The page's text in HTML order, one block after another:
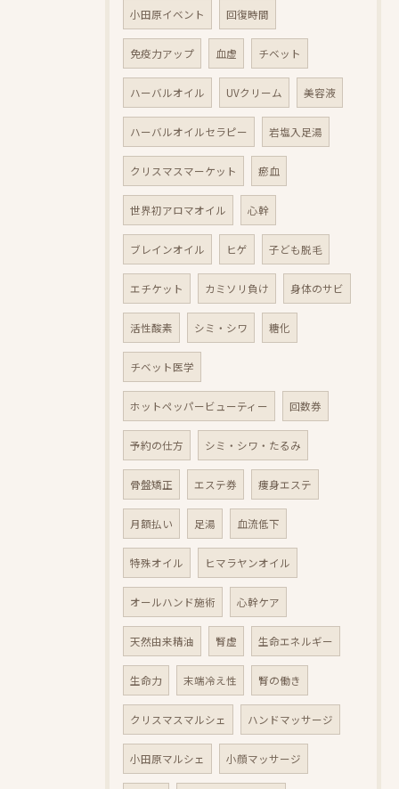
小田原イベント 回復時間
免疫力アップ 血虚 チベット
ハーバルオイル UVクリーム 美容液
ハーバルオイルセラピー 岩塩入足湯
クリスマスマーケット 瘀血
世界初アロマオイル 心幹
ブレインオイル ヒゲ 子ども脱毛
エチケット カミソリ負け 身体のサビ
活性酸素 シミ・シワ 糖化
チベット医学
ホットペッパービューティー 回数券
予約の仕方 シミ・シワ・たるみ
骨盤矯正 エステ券 痩身エステ
月額払い 足湯 血流低下
特殊オイル ヒマラヤンオイル
オールハンド施術 心幹ケア
天然由来精油 腎虚 生命エネルギー
生命力 末端冷え性 腎の働き
クリスマスマルシェ ハンドマッサージ
小田原マルシェ 小顔マッサージ